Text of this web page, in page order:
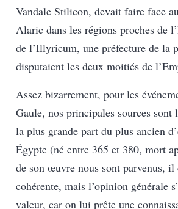
Vandale Stilicon, devait faire face
Alaric dans les régions proches de
de l’Illyricum, une préfecture de la
disputaient les deux moitiés de
Assez bizarrement, pour les
Gaule, nos principales sources
la plus grande part du plus ancien
Égypte (né entre 365 et 380, mort
de son œuvre nous sont parvenus,
cohérente, mais l’opinion générale
valeur, car on lui prête une